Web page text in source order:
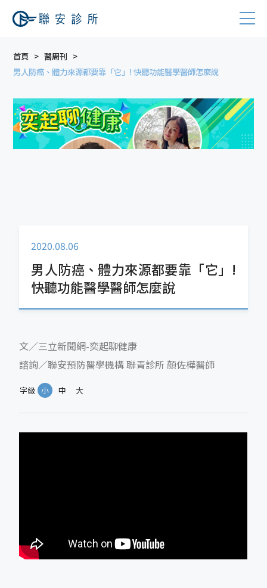
首頁
醫周刊
男人防癌、體力來源都要靠「它」! 快聽功能醫學醫師怎麼說
2020.08.06
男人防癌、體力來源都要靠「它」!
快聽功能醫學醫師怎麼說
文／三立新聞網-奕起聊健康
諮詢／聯安預防醫學機構 聯青診所 顏佐樺醫師
字級 小 中 大